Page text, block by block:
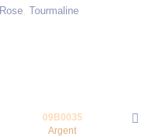
Rose, Tourmaline
09B0035
Argent